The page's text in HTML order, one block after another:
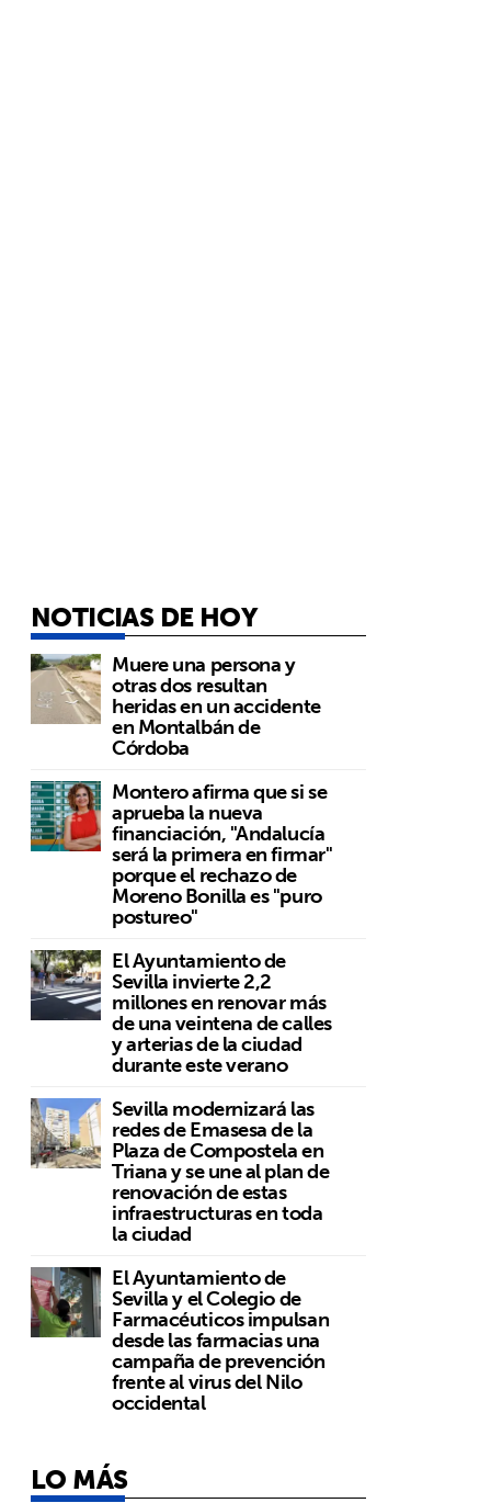
NOTICIAS DE HOY
Muere una persona y
otras dos resultan
heridas en un accidente
en Montalbán de
Córdoba
Montero afirma que si se
aprueba la nueva
financiación, "Andalucía
será la primera en firmar"
porque el rechazo de
Moreno Bonilla es "puro
postureo"
El Ayuntamiento de
Sevilla invierte 2,2
millones en renovar más
de una veintena de calles
y arterias de la ciudad
durante este verano
Sevilla modernizará las
redes de Emasesa de la
Plaza de Compostela en
Triana y se une al plan de
renovación de estas
infraestructuras en toda
la ciudad
El Ayuntamiento de
Sevilla y el Colegio de
Farmacéuticos impulsan
desde las farmacias una
campaña de prevención
frente al virus del Nilo
occidental
LO MÁS